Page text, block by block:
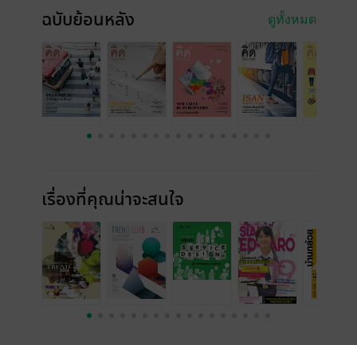
ฉบับย้อนหลัง ดูทั้งหมด
เรื่องที่คุณน่าจะสนใจ